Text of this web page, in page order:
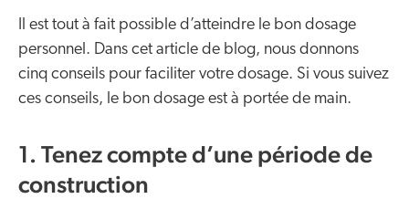
Il est tout à fait possible d’atteindre le bon dosage
personnel. Dans cet article de blog, nous donnons
cinq conseils pour faciliter votre dosage. Si vous suivez
ces conseils, le bon dosage est à portée de main.
1. Tenez compte d’une période de
construction